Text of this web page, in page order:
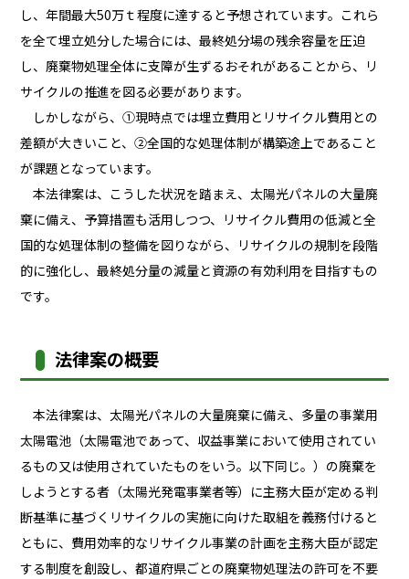
し、年間最大50万ｔ程度に達すると予想されています。これら
を全て埋立処分した場合には、最終処分場の残余容量を圧迫
し、廃棄物処理全体に支障が生ずるおそれがあることから、リ
サイクルの推進を図る必要があります。
しかしながら、①現時点では埋立費用とリサイクル費用との
差額が大きいこと、②全国的な処理体制が構築途上であること
が課題となっています。
本法律案は、こうした状況を踏まえ、太陽光パネルの大量廃
棄に備え、予算措置も活用しつつ、リサイクル費用の低減と全
国的な処理体制の整備を図りながら、リサイクルの規制を段階
的に強化し、最終処分量の減量と資源の有効利用を目指すもの
です。
法律案の概要
本法律案は、太陽光パネルの大量廃棄に備え、多量の事業用
太陽電池（太陽電池であって、収益事業において使用されてい
るもの又は使用されていたものをいう。以下同じ。）の廃棄を
しようとする者（太陽光発電事業者等）に主務大臣が定める判
断基準に基づくリサイクルの実施に向けた取組を義務付けると
ともに、費用効率的なリサイクル事業の計画を主務大臣が認定
する制度を創設し、都道府県ごとの廃棄物処理法の許可を不要